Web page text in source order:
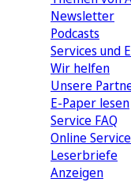
Newsletter
Podcasts
Services und
Wir helfen
Unsere
E-Paper lesen
Service FAQ
Online Service
Leserbriefe
Anzeigen